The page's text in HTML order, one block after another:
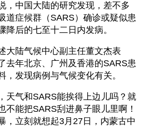
，中国大陆的研究发现，差不多
道症候群（SARS）确诊或疑似患
降后的七至十二日内发病。
大陆气候中心副主任董文杰表
去年北京、广州及香港的SARS患
，发现病例与气候变化有关。
天气和SARS能挨得上边儿吗？就
不能把SARS刮进鼻子眼儿里啊！
，立刻就想起3月27日，内蒙古中